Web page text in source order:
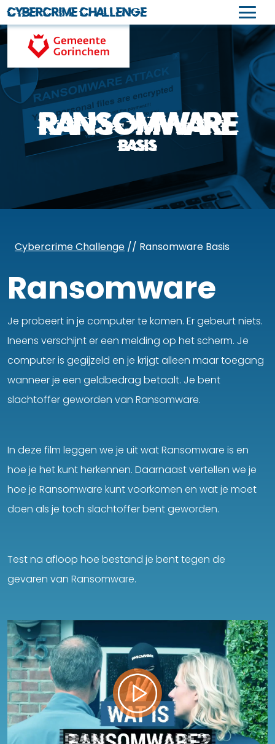
Naar
hoofdinhoud
Cybercrime Challenge
Ransomware
Basis
Cybercrime Challenge // Ransomware Basis
Ransomware
Je probeert in je computer te komen. Er gebeurt niets.
Ineens verschijnt er een melding op het scherm. Je
computer is gegijzeld en je krijgt alleen maar toegang
wanneer je een geldbedrag betaalt. Je bent
slachtoffer geworden van Ransomware.
In deze film leggen we je uit wat Ransomware is en
hoe je het kunt herkennen. Daarnaast vertellen we je
hoe je Ransomware kunt voorkomen en wat je moet
doen als je toch slachtoffer bent geworden.
Test na afloop hoe bestand je bent tegen de
gevaren van Ransomware.